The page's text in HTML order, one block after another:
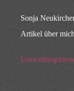
Sonja
Artikel über